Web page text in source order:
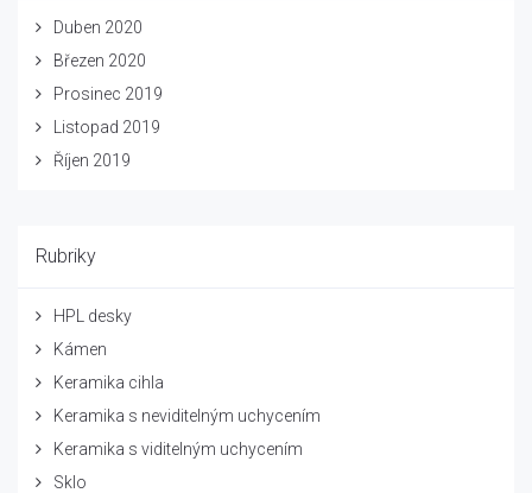
Duben 2020
Březen 2020
Prosinec 2019
Listopad 2019
Říjen 2019
Rubriky
HPL desky
Kámen
Keramika cihla
Keramika s neviditelným uchycením
Keramika s viditelným uchycením
Sklo